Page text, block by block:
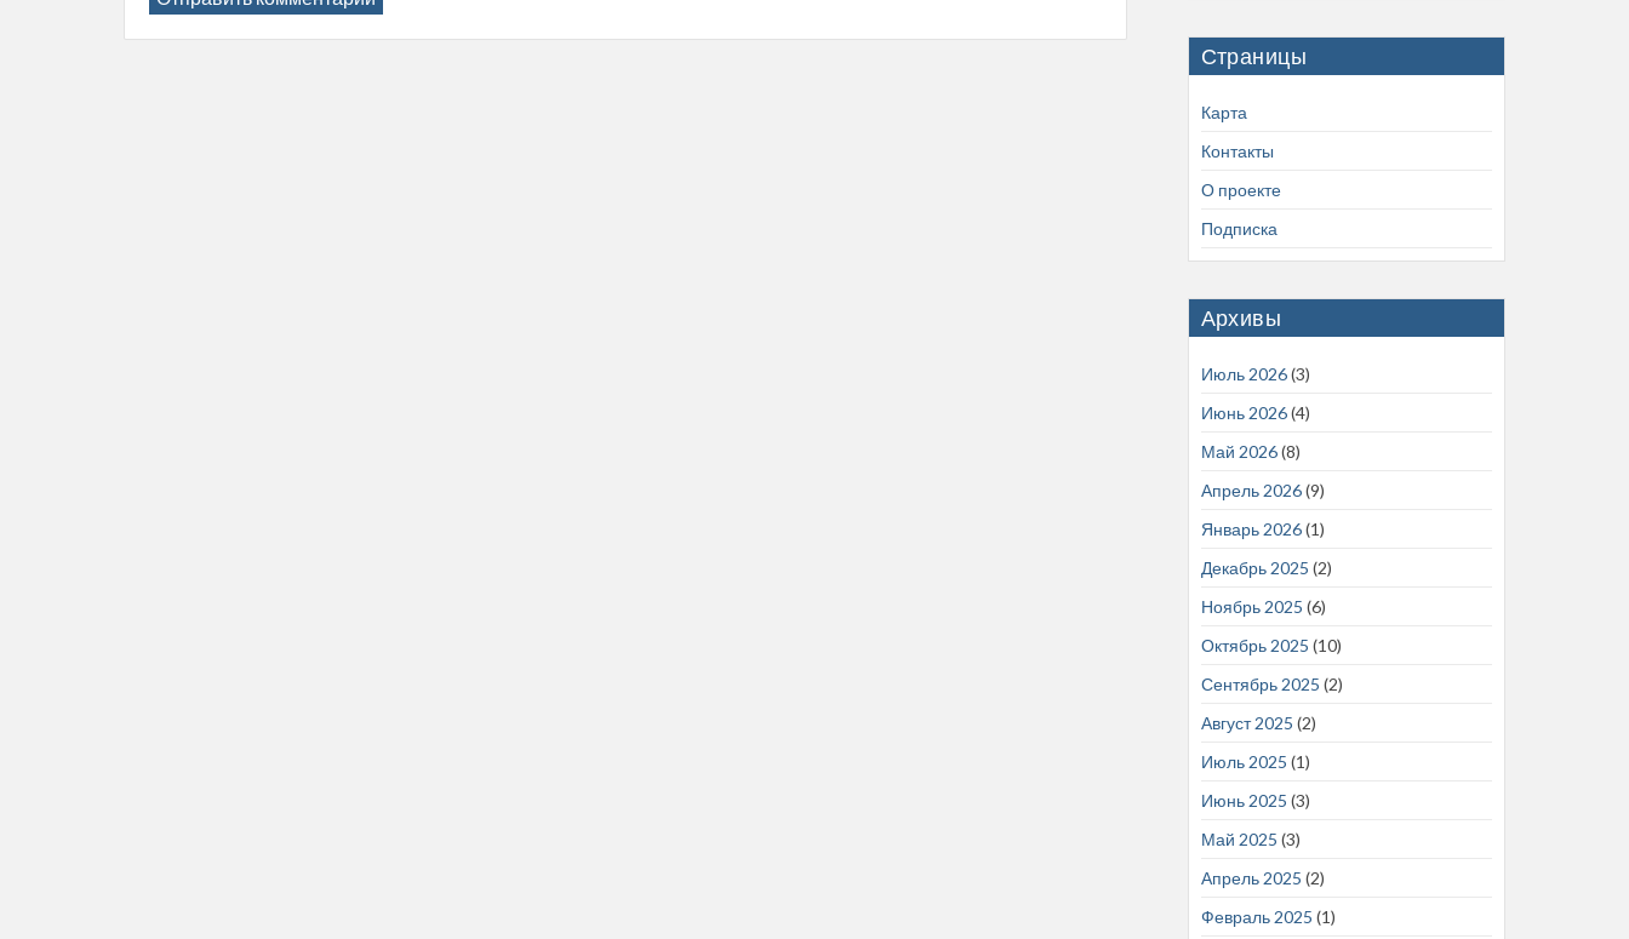
Страницы
Карта
Контакты
О проекте
Подписка
Архивы
Июль 2026(3)
Июнь 2026(4)
Май 2026(8)
Апрель 2026(9)
Январь 2026(1)
Декабрь 2025 (2)
Ноябрь 2025 (6)
Октябрь 2025 (10)
Сентябрь 2025 (2)
Август 2025 (2)
Июль 2025 (1)
Июнь 2025 (3)
Май 2025 (3)
Апрель 2025 (2)
Февраль 2025 (1)